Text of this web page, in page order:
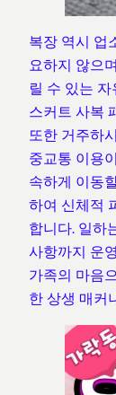
복장 역시 업
요하지 않으
릴 수 있는
스커트 사복
또한 거주하
중교통 이용
속하게 이동
하여 신체적
합니다. 일하
사항까지 운
가족의 마음
한 상생 매커